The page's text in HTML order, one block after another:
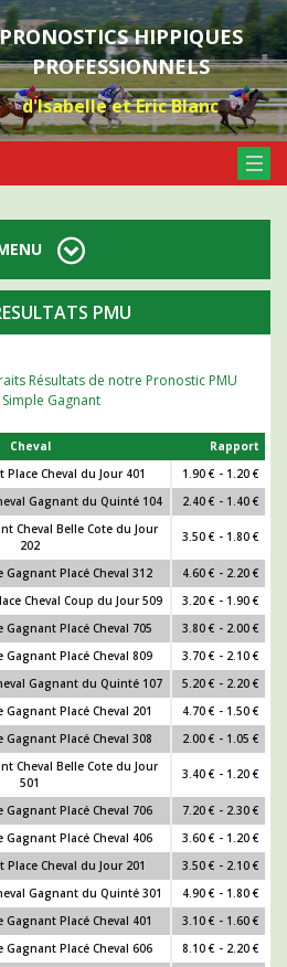
HIPPIQUES
PROFESSIONNELS
d'Isabelle et Eric Blanc
PMU
Résultats de notre Pronostic PMU
Simple Gagnant
Cheval
Rapport
Place Cheval du Jour 401
1.90 € - 1.20 €
Gagnant du Quinté 104 2.40 € - 1.40 €
Cheval Belle Cote du Jour
202
3.50 € - 1.80 €
Placé Cheval 312
4.60 € - 2.20 €
Cheval Coup du Jour 509
3.20 € - 1.90 €
Placé Cheval 705
3.80 € - 2.00 €
Placé Cheval 809
3.70 € - 2.10 €
Gagnant du Quinté 107
5.20 € - 2.20 €
Placé Cheval 201
4.70 € - 1.50 €
Placé Cheval 308 2.00 € - 1.05 €
Cheval Belle Cote du Jour
501
3.40 € - 1.20 €
Placé Cheval 706
7.20 € - 2.30 €
Placé Cheval 406
3.60 € - 1.20 €
Place Cheval du Jour 201
3.50 € - 2.10 €
Gagnant du Quinté 301
4.90 € - 1.80 €
Placé Cheval 401
3.10 € - 1.60 €
Placé Cheval 606 8.10 € - 2.20 €